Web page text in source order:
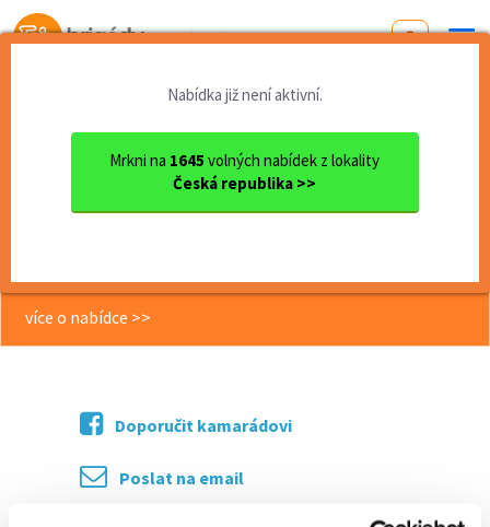
Od první brigády
Nabídka již není aktivní.
Mrkni na 1645 volných nabídek z lokality
Česká republika >>
Jihomoravský kraj okres Brno
balení hraček | lehká práce...
balení hraček | lehká práce na léto |
více o nabídce >>
Doporučit kamarádovi
Poslat na email